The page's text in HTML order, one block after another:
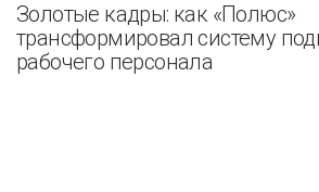
Золотые кадры: как «Полюс»
трансформировал систему
рабочего персонала